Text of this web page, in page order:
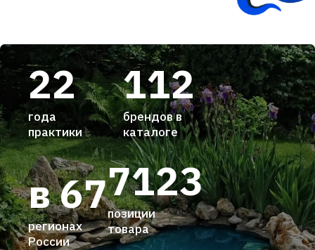
22
года
практики
112
брендов в
каталоге
7123
позиции
товара
в 67
регионах
России